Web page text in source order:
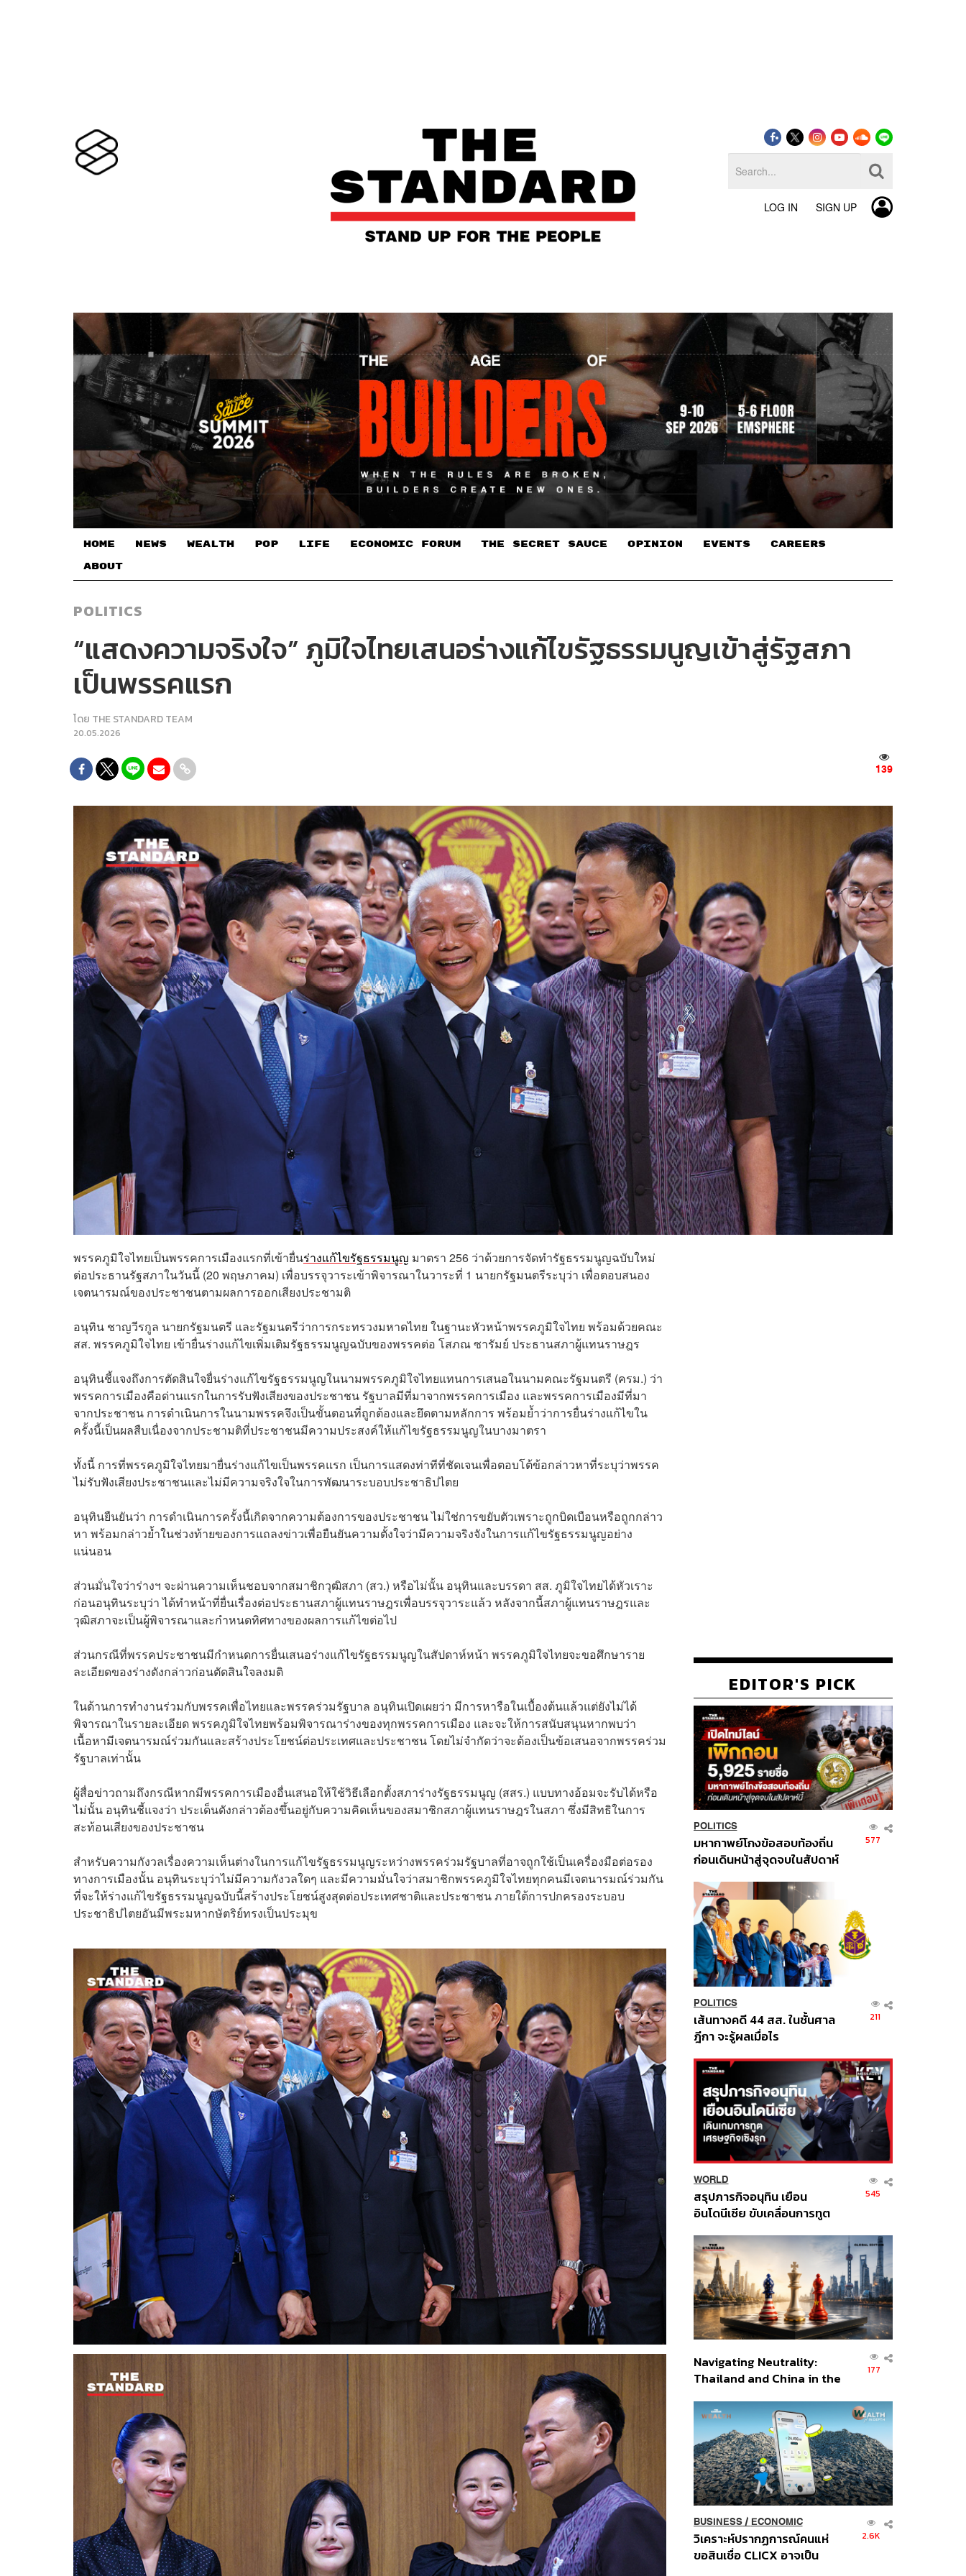
LOG IN SIGN UP
HOME NEWS WEALTH POP LIFE ECONOMIC FORUM THE SECRET SAUCE​ OPINION EVENTS CAREERS
ABOUT
POLITICS
“แสดงความจริงใจ” ภูมิใจไทยเสนอร่างแก้ไขรัฐธรรมนูญเข้าสู่รัฐสภา
เป็นพรรคแรก
โดย THE STANDARD TEAM
20.05.2026
139
พรรคภูมิใจไทยเป็นพรรคการเมืองแรกที่เข้ายื่นร่างแก้ไขรัฐธรรมนูญ มาตรา 256 ว่าด้วยการจัดทำรัฐธรรมนูญฉบับใหม่
ต่อประธานรัฐสภาในวันนี้ (20 พฤษภาคม) เพื่อบรรจุวาระเข้าพิจารณาในวาระที่ 1 นายกรัฐมนตรีระบุว่า เพื่อตอบสนอง
เจตนารมณ์ของประชาชนตามผลการออกเสียงประชามติ
อนุทิน ชาญวีรกูล นายกรัฐมนตรี และรัฐมนตรีว่าการกระทรวงมหาดไทย ในฐานะหัวหน้าพรรคภูมิใจไทย พร้อมด้วยคณะ
สส. พรรคภูมิใจไทย เข้ายื่นร่างแก้ไขเพิ่มเติมรัฐธรรมนูญฉบับของพรรคต่อ โสภณ ซารัมย์ ประธานสภาผู้แทนราษฎร
อนุทินชี้แจงถึงการตัดสินใจยื่นร่างแก้ไขรัฐธรรมนูญในนามพรรคภูมิใจไทยแทนการเสนอในนามคณะรัฐมนตรี (ครม.) ว่า
พรรคการเมืองคือด่านแรกในการรับฟังเสียงของประชาชน รัฐบาลมีที่มาจากพรรคการเมือง และพรรคการเมืองมีที่มา
จากประชาชน การดำเนินการในนามพรรคจึงเป็นขั้นตอนที่ถูกต้องและยึดตามหลักการ พร้อมย้ำว่าการยื่นร่างแก้ไขใน
ครั้งนี้เป็นผลสืบเนื่องจากประชามติที่ประชาชนมีความประสงค์ให้แก้ไขรัฐธรรมนูญในบางมาตรา
ทั้งนี้ การที่พรรคภูมิใจไทยมายื่นร่างแก้ไขเป็นพรรคแรก เป็นการแสดงท่าทีที่ชัดเจนเพื่อตอบโต้ข้อกล่าวหาที่ระบุว่าพรรค
ไม่รับฟังเสียงประชาชนและไม่มีความจริงใจในการพัฒนาระบอบประชาธิปไตย
อนุทินยืนยันว่า การดำเนินการครั้งนี้เกิดจากความต้องการของประชาชน ไม่ใช่การขยับตัวเพราะถูกบิดเบือนหรือถูกกล่าว
หา พร้อมกล่าวย้ำในช่วงท้ายของการแถลงข่าวเพื่อยืนยันความตั้งใจว่ามีความจริงจังในการแก้ไขรัฐธรรมนูญอย่าง
แน่นอน
ส่วนมั่นใจว่าร่างฯ จะผ่านความเห็นชอบจากสมาชิกวุฒิสภา (สว.) หรือไม่นั้น อนุทินและบรรดา สส. ภูมิใจไทยได้หัวเราะ
ก่อนอนุทินระบุว่า ได้ทำหน้าที่ยื่นเรื่องต่อประธานสภาผู้แทนราษฎรเพื่อบรรจุวาระแล้ว หลังจากนี้สภาผู้แทนราษฎรและ
วุฒิสภาจะเป็นผู้พิจารณาและกำหนดทิศทางของผลการแก้ไขต่อไป
ส่วนกรณีที่พรรคประชาชนมีกำหนดการยื่นเสนอร่างแก้ไขรัฐธรรมนูญในสัปดาห์หน้า พรรคภูมิใจไทยจะขอศึกษาราย
ละเอียดของร่างดังกล่าวก่อนตัดสินใจลงมติ
ในด้านการทำงานร่วมกับพรรคเพื่อไทยและพรรคร่วมรัฐบาล อนุทินเปิดเผยว่า มีการหารือในเบื้องต้นแล้วแต่ยังไม่ได้
พิจารณาในรายละเอียด พรรคภูมิใจไทยพร้อมพิจารณาร่างของทุกพรรคการเมือง และจะให้การสนับสนุนหากพบว่า
เนื้อหามีเจตนารมณ์ร่วมกันและสร้างประโยชน์ต่อประเทศและประชาชน โดยไม่จำกัดว่าจะต้องเป็นข้อเสนอจากพรรคร่วม
รัฐบาลเท่านั้น
ผู้สื่อข่าวถามถึงกรณีหากมีพรรคการเมืองอื่นเสนอให้ใช้วิธีเลือกตั้งสภาร่างรัฐธรรมนูญ (สสร.) แบบทางอ้อมจะรับได้หรือ
ไม่นั้น อนุทินชี้แจงว่า ประเด็นดังกล่าวต้องขึ้นอยู่กับความคิดเห็นของสมาชิกสภาผู้แทนราษฎรในสภา ซึ่งมีสิทธิในการ
สะท้อนเสียงของประชาชน
สำหรับความกังวลเรื่องความเห็นต่างในการแก้ไขรัฐธรรมนูญระหว่างพรรคร่วมรัฐบาลที่อาจถูกใช้เป็นเครื่องมือต่อรอง
ทางการเมืองนั้น อนุทินระบุว่าไม่มีความกังวลใดๆ และมีความมั่นใจว่าสมาชิกพรรคภูมิใจไทยทุกคนมีเจตนารมณ์ร่วมกัน
ที่จะให้ร่างแก้ไขรัฐธรรมนูญฉบับนี้สร้างประโยชน์สูงสุดต่อประเทศชาติและประชาชน ภายใต้การปกครองระบอบ
ประชาธิปไตยอันมีพระมหากษัตริย์ทรงเป็นประมุข
EDITOR'S PICK
POLITICS
มหากาพย์โกงข้อสอบท้องถิ่น
ก่อนเดินหน้าสู่จุดจบในสัปดาห์
577
POLITICS
เส้นทางคดี 44 สส. ในชั้นศาล
ฎีกา จะรู้ผลเมื่อไร
211
WORLD
สรุปภารกิจอนุทิน เยือน
อินโดนีเซีย ขับเคลื่อนการทูต
ส่วนยุทธศาสตร์ไทย –
อินโดนีเซีย
545
Navigating Neutrality:
Thailand and China in the
Order
177
BUSINESS/ ECONOMIC
วิเคราะห์ปรากฏการณ์คนแห่
ขอสินเชื่อ CLICX อาจเป็น
2.6K